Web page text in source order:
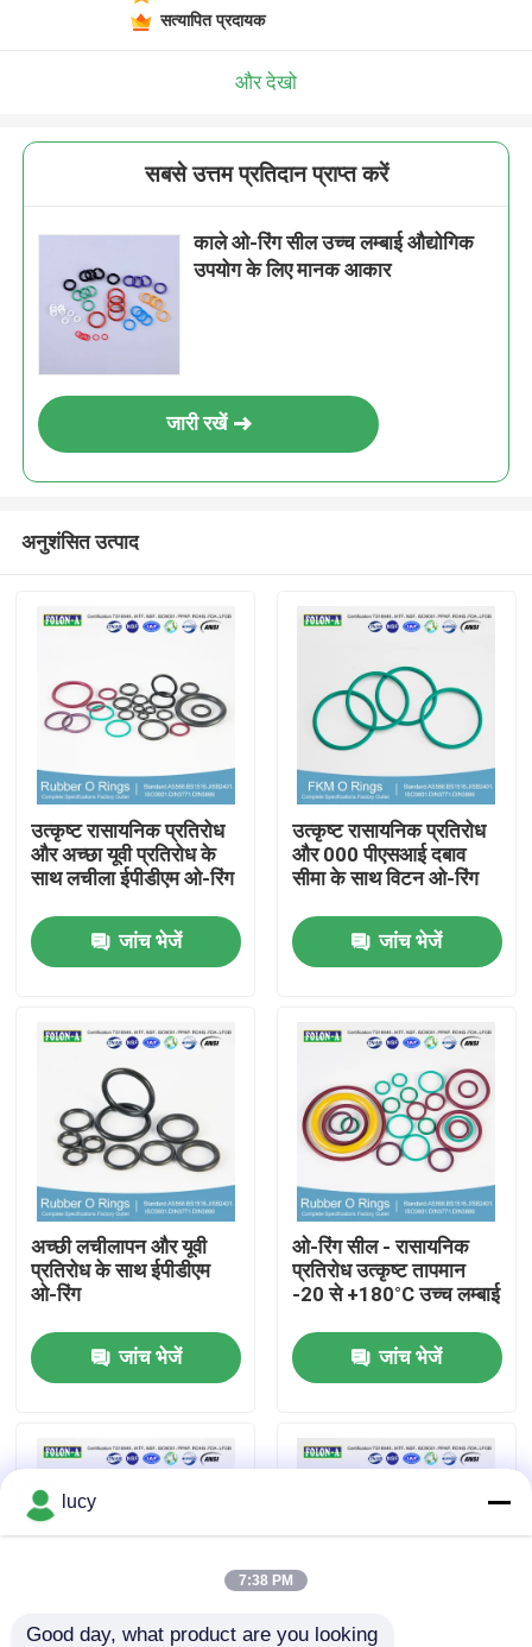
होम
उत्पाद
वीडियो
हमारे बारे में
फैक्टरी यात्रा
गुणवत्ता नियंत्रण
रबर ओ रिंग्स
सत्यापित प्रदायक
और देखो
सबसे उत्तम प्रतिदान प्राप्त करें
काले ओ-रिंग सील उच्च लम्बाई औद्योगिक
उपयोग के लिए मानक आकार
जारी रखें
अनुशंसित उत्पाद
उत्कृष्ट रासायनिक प्रतिरोध
और अच्छा यूवी प्रतिरोध के
साथ लचीला ईपीडीएम ओ-रिंग
जांच भेजें
उत्कृष्ट रासायनिक प्रतिरोध
और 000 पीएसआई दबाव
सीमा के साथ विटन ओ-रिंग
जांच भेजें
अच्छी लचीलापन और यूवी
प्रतिरोध के साथ ईपीडीएम
ओ-रिंग
जांच भेजें
ओ-रिंग सील - रासायनिक
प्रतिरोध उत्कृष्ट तापमान
-20 से +180°C उच्च लम्बाई
जांच भेजें
lucy
7:38 PM
Good day, what product are you looking